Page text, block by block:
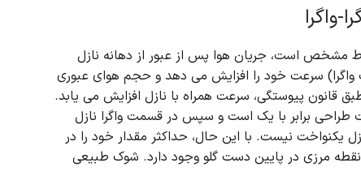
واگرا
مشخص است، جریان هوا پس از عبور از دهانه نازل
واگرا) سرعت خود را افزایش می دهد و حجم هوای عبوری
قانون پیوستگی، سرعت همراه با نازل افزایش می یابد.
طراحی برابر با یک است و سپس در قسمت واگرا نازل
یکنواخت نیست. با این حال، حداکثر مقدار خود را در
مرزی در پایین دست گلو وجود دارد. شوک طبیعی